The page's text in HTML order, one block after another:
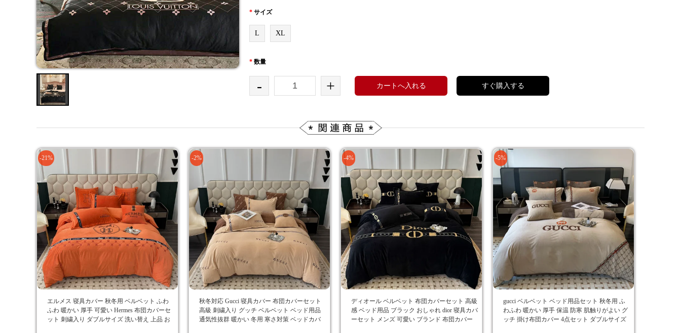
* サイズ
L XL
* 数量
- + カートへ入れる すぐ購入する
-21%
エルメス 寝具カバー 秋冬用 ベルベット ふわ
ふわ 暖かい 厚手 可愛い Hermes 布団カバーセ
ット 刺繍入り ダブルサイズ 洗い替え 上品 お
-2%
秋冬対応 Gucci 寝具カバー 布団カバーセット
高級 刺繍入り グッチ ベルベット ベッド用品
通気性抜群 暖かい 冬用 寒さ対策 ベッドカバ
-4%
ディオール ベルベット 布団カバーセット 高級
感 ベッド用品 ブラック おしゃれ dior 寝具カバ
ーセット メンズ 可愛い ブランド 布団カバー
-5%
gucci ベルベット ベッド用品セット 秋冬用 ふ
わふわ 暖かい 厚手 保温 防寒 肌触りがよい グ
ッチ 掛け布団カバー 4点セット ダブルサイズ